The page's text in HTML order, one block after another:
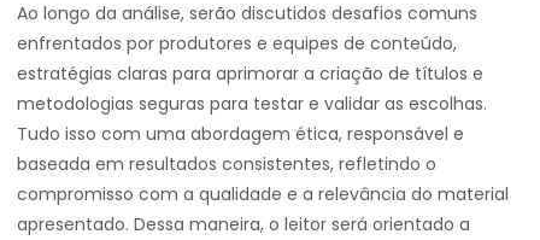
Ao longo da análise, serão discutidos desafios comuns
enfrentados por produtores e equipes de conteúdo,
estratégias claras para aprimorar a criação de títulos e
metodologias seguras para testar e validar as escolhas.
Tudo isso com uma abordagem ética, responsável e
baseada em resultados consistentes, refletindo o
compromisso com a qualidade e a relevância do material
apresentado. Dessa maneira, o leitor será orientado a